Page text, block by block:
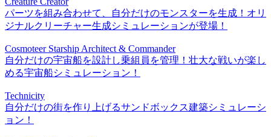
パーツを組み合わせて、自分だけのモンスターを生成！オリ
ジナルクリーチャー生成シミュレーションが登場！
Cosmoteer Starship Architect & Commander
自分だけの宇宙船を設計し乗組員を管理！壮大な戦いが楽し
める宇宙船シミュレーション！
Technicity
自分だけの街を作り上げるサンドボックス建築シミュレーシ
ョン！